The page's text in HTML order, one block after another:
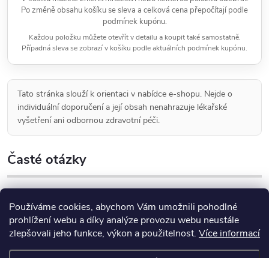
Používáme cookies, abychom Vám umožnili pohodlné
prohlížení webu a díky analýze provozu webu neustále
zlepšovali jeho funkce, výkon a použitelnost. Více informací
Po změně obsahu košíku se sleva a celková cena přepočítají podle
podmínek kupónu.
Každou položku můžete otevřít v detailu a koupit také samostatně.
Případná sleva se zobrazí v košíku podle aktuálních podmínek kupónu.
Tato stránka slouží k orientaci v nabídce e-shopu. Nejde o
individuální doporučení a její obsah nenahrazuje lékařské
vyšetření ani odbornou zdravotní péči.
Časté otázky